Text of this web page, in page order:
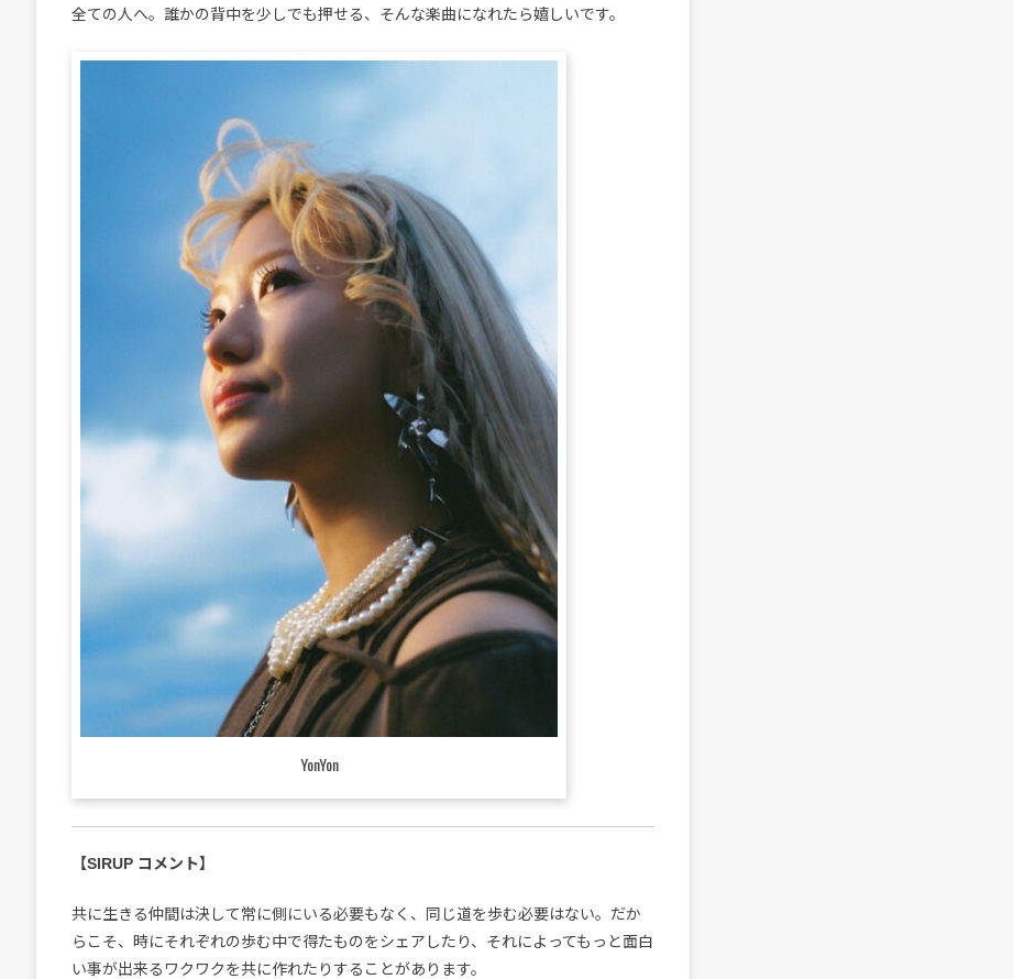
全ての人へ。誰かの背中を少しでも押せる、そんな楽曲になれたら嬉しいです。
YonYon
【SIRUP コメント】
共に生きる仲間は決して常に側にいる必要もなく、同じ道を歩む必要はない。だか
らこそ、時にそれぞれの歩む中で得たものをシェアしたり、それによってもっと面白
い事が出来るワクワクを共に作れたりすることがあります。